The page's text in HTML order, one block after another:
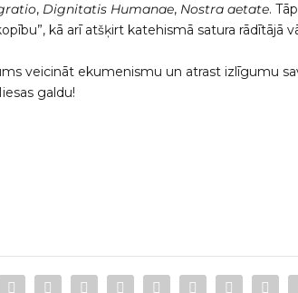
, Dignitatis Humanae, Nostra aetate.
kā arī atšķirt katehismā satura rādītājā
veicināt ekumenismu un atrast izlīgumu
galdu!